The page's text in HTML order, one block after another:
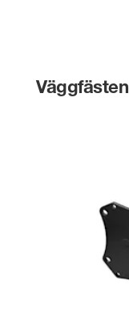
Väggfästen